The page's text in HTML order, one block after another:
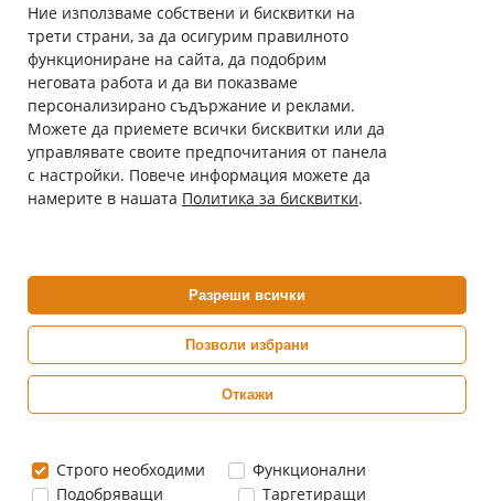
Абонирай се за нашия бюлетин
С абонамента се съгласявам сПолитиката за лични данни.
Онлайн аптека, част от аптеки „Ванчева“
ePharm е лицензирана онлайн аптека от
Изпълнителна Агенция по Лекарствата
0882 444 666
Ние използваме собствени и бисквитки на
трети страни, за да осигурим правилното
функциониране на сайта, да подобрим
неговата работа и да ви показваме
персонализирано съдържание и реклами.
Можете да приемете всички бисквитки или да
управлявате своите предпочитания от панела
с настройки. Повече информация можете да
намерите в нашата Политика за бисквитки.
Разреши всички
Позволи избрани
Откажи
Строго необходими
Функционални
Подобряващи
Таргетиращи